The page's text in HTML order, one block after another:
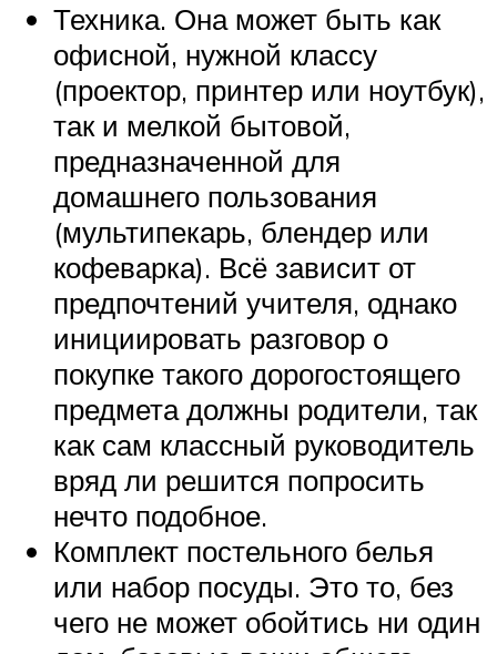
Техника. Она может быть как
офисной, нужной классу
(проектор, принтер или ноутбук),
так и мелкой бытовой,
предназначенной для
домашнего пользования
(мультипекарь, блендер или
кофеварка). Всё зависит от
предпочтений учителя, однако
инициировать разговор о
покупке такого дорогостоящего
предмета должны родители, так
как сам классный руководитель
вряд ли решится попросить
нечто подобное.
Комплект постельного белья
или набор посуды. Это то, без
чего не может обойтись ни один